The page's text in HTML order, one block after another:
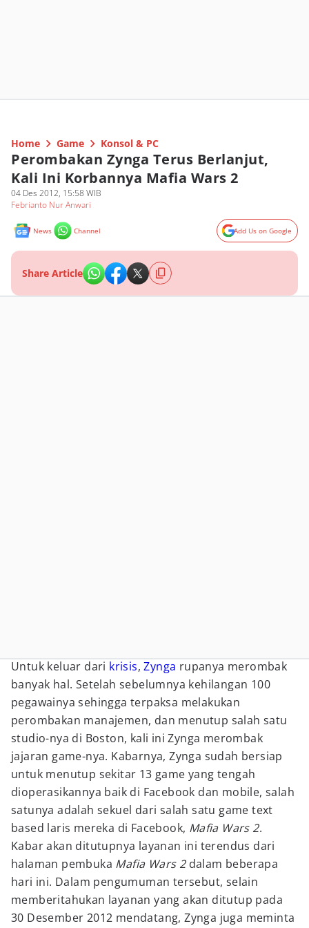
Home Game Konsol & PC
Perombakan Zynga Terus Berlanjut,
Kali Ini Korbannya Mafia Wars 2
04 Des 2012, 15:58 WIB
Febrianto Nur Anwari
News Channel Add Us on Google
Share Article
Untuk keluar dari krisis,Zynga rupanya merombak
banyak hal. Setelah sebelumnya kehilangan 100
pegawainya sehingga terpaksa melakukan
perombakan manajemen, dan menutup salah satu
studio-nya di Boston, kali ini Zynga merombak
jajaran game-nya. Kabarnya, Zynga sudah bersiap
untuk menutup sekitar 13 game yang tengah
dioperasikannya baik di Facebook dan mobile, salah
satunya adalah sekuel dari salah satu game text
based laris mereka di Facebook, Mafia Wars 2.
Kabar akan ditutupnya layanan ini terendus dari
halaman pembuka Mafia Wars 2dalam beberapa
hari ini. Dalam pengumuman tersebut, selain
memberitahukan layanan yang akan ditutup pada
30 Desember 2012 mendatang, Zynga juga meminta